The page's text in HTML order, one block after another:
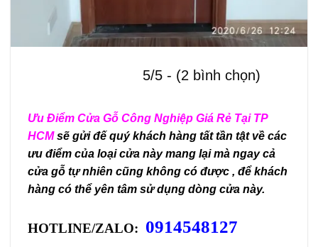
5/5 - (2 bình chọn)
Ưu Điểm Cửa Gỗ Công Nghiệp Giá Rẻ Tại TP
HCMsẽ gửi đế quý khách hàng tất tần tật về các
ưu điểm của loại cửa này mang lại mà ngay cả
cửa gỗ tự nhiên cũng không có được , để khách
hàng có thể yên tâm sử dụng dòng cửa này.
HOTLINE/ZALO: 0914548127